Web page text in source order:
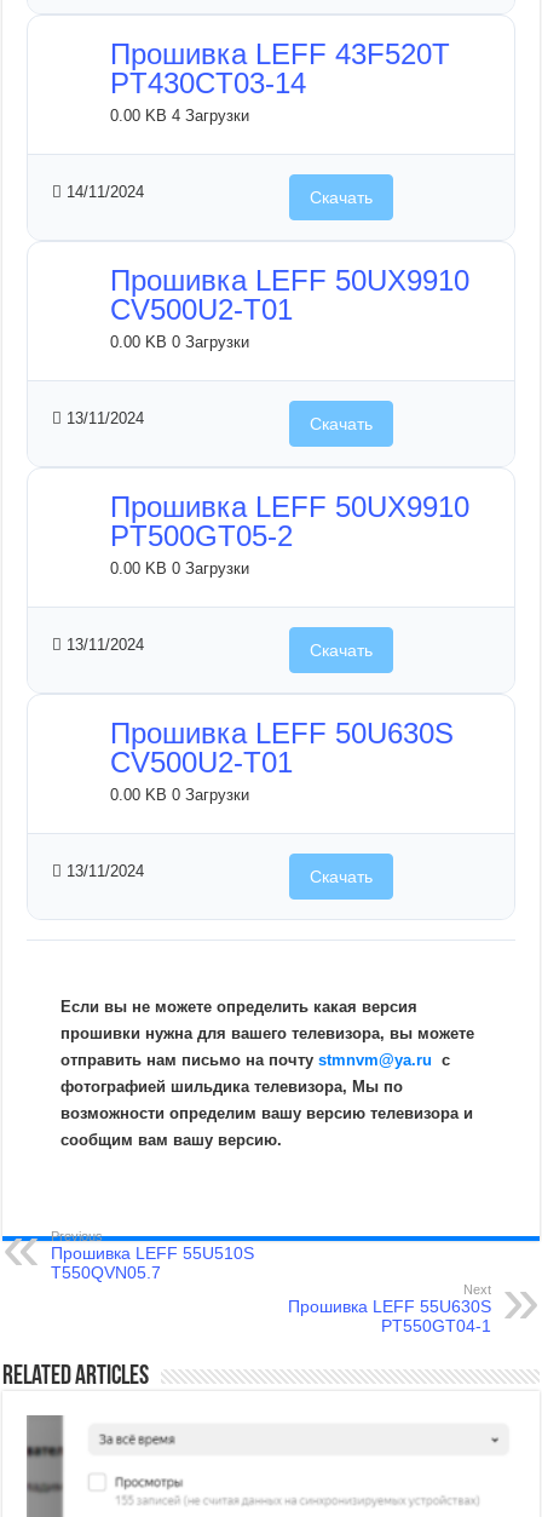
Прошивка LEFF 43F520T
PT430CT03-14
0.00 KB4 Загрузки
14/11/2024 Скачать
Прошивка LEFF 50UX9910
CV500U2-T01
0.00 KB0 Загрузки
13/11/2024 Скачать
Прошивка LEFF 50UX9910
PT500GT05-2
0.00 KB0 Загрузки
13/11/2024 Скачать
Прошивка LEFF 50U630S
CV500U2-T01
0.00 KB0 Загрузки
13/11/2024 Скачать
Если вы не можете определить какая версия
прошивки нужна для вашего телевизора, вы можете
отправить нам письмо на почтуstmnvm@ya.ru c
фотографией шильдика телевизора, Мы по
возможности определим вашу версию телевизора и
сообщим вам вашу версию.
Previous
Прошивка LEFF 55U510S
T550QVN05.7
Next
Прошивка LEFF 55U630S
PT550GT04-1
Related Articles